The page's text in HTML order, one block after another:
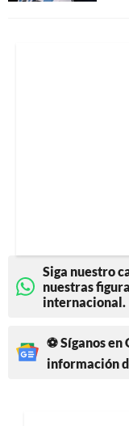
Siga nuestro
nuestras
internacional.
⚽ Síganos
información